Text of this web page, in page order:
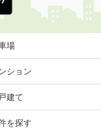
場
ション
建て
を探す